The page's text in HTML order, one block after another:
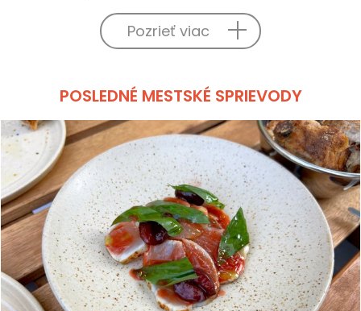
Pozrieť viac
POSLEDNÉ MESTSKÉ SPRIEVODY